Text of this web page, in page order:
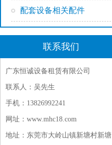
配套设备相关配件
联系我们
广东恒诚设备租赁有限公司
联系人：吴先生
手机：13826992241
网址：www.mhc18.com
地址：东莞市大岭山镇新塘村新塘